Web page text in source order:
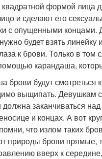
формой лица
и сделают его
с опущенными концами.
будет взять
к брови. Только в
карандаша,
будут смотреться
выщипать. Девушкам
заканчиваться
и концах. А вот
что излом таких
природы брови прямые,
вверх к